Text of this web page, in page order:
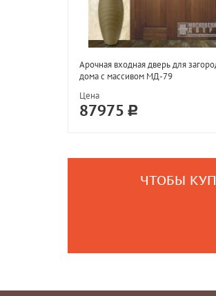
Арочная входная дверь для
дома с массивом МД-79
Цена
87975
ЧТОБЫ